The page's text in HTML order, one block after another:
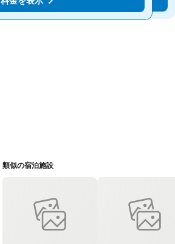
類似の宿泊施設